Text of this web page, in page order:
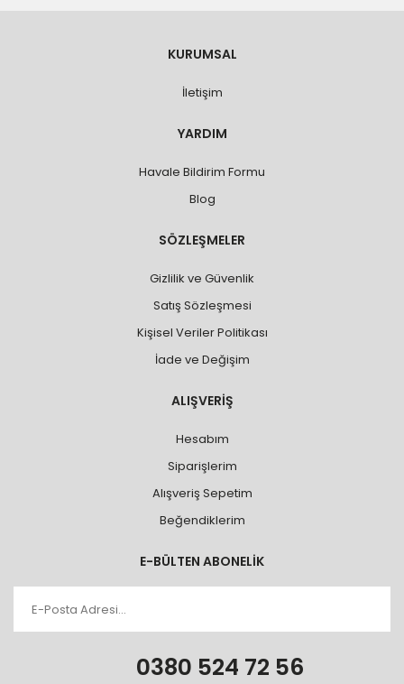
KURUMSAL
İletişim
YARDIM
Havale Bildirim Formu
Blog
SÖZLEŞMELER
Gizlilik ve Güvenlik
Satış Sözleşmesi
Kişisel Veriler Politikası
İade ve Değişim
ALIŞVERİŞ
Hesabım
Siparişlerim
Alışveriş Sepetim
Beğendiklerim
E-BÜLTEN ABONELİK
0380 524 72 56